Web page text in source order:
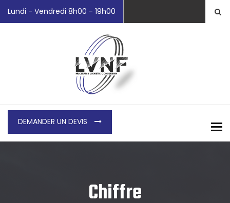
Lundi - Vendredi 8h00 - 19h00
DEMANDER UN DEVIS
Chiffre